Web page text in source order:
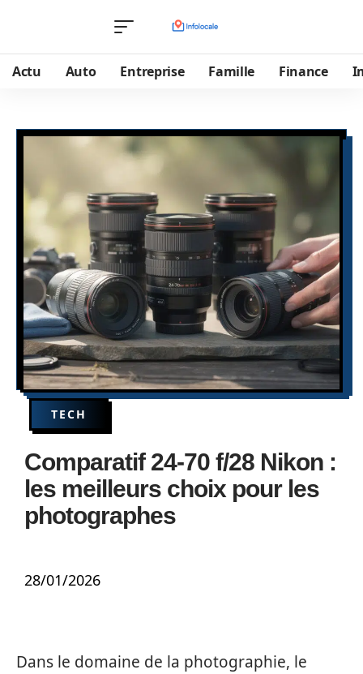
Actu Auto Entreprise Famille Finance
TECH
Comparatif 24-70 f/28 Nikon :
les meilleurs choix pour les
photographes
28/01/2026
Dans le domaine de la photographie, le